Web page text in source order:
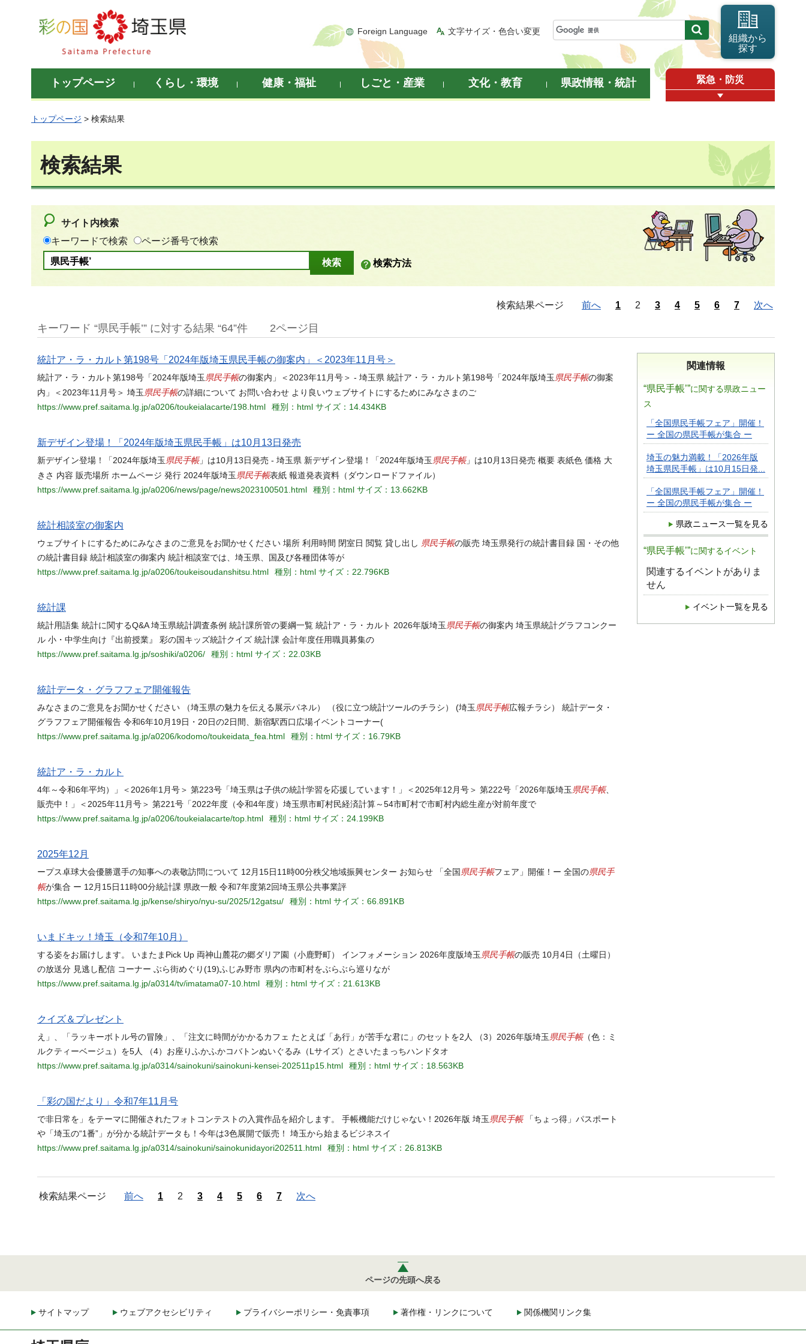
彩の国 埼玉県
Foreign Language 文字サイズ・色合い変更
組織から
探す
トップページ くらし・環境 健康・福祉 しごと・産業 文化・教育 県政情報・統計 緊急・防災
トップページ > 検索結果
検索結果
サイト内検索
キーワードで検索
ページ番号で検索
検索方法
検索結果ページ 前へ 1 2 3 4 5 6 7 次へ
キーワード “県民手帳’” に対する結果 “64”件 2ページ目
関連情報
“県民手帳’”に関する県政ニュー
ス
「全国県民手帳フェア」開催！
ー 全国の県民手帳が集合 ー
埼玉の魅力満載！「2026年版
埼玉県民手帳」は10月15日発...
「全国県民手帳フェア」開催！
ー 全国の県民手帳が集合 ー
県政ニュース一覧を見る
“県民手帳’”に関するイベント
関連するイベントがありま
せん
イベント一覧を見る
統計ア・ラ・カルト第198号「2024年版埼玉県民手帳の御案内」＜2023年11月号＞
統計ア・ラ・カルト第198号「2024年版埼玉 県民手帳の御案内」＜2023年11月号＞ - 埼玉県 統計ア・ラ・カルト第198号「2024年版埼玉 県民手帳の御案
内」＜2023年11月号＞ 埼玉 県民手帳の詳細について お問い合わせ より良いウェブサイトにするためにみなさまのご
https://www.pref.saitama.lg.jp/a0206/toukeialacarte/198.html
種別：html サイズ：14.434KB
新デザイン登場！「2024年版埼玉県民手帳」は10月13日発売
新デザイン登場！「2024年版埼玉 県民手帳」は10月13日発売 - 埼玉県 新デザイン登場！「2024年版埼玉 県民手帳」は10月13日発売 概要 表紙色 価格 大
きさ 内容 販売場所 ホームページ 発行 2024年版埼玉 県民手帳表紙 報道発表資料（ダウンロードファイル）
https://www.pref.saitama.lg.jp/a0206/news/page/news2023100501.html
種別：html サイズ：13.662KB
統計相談室の御案内
ウェブサイトにするためにみなさまのご意見をお聞かせください 場所 利用時間 閉室日 閲覧 貸し出し 県民手帳の販売 埼玉県発行の統計書目録 国・その他
の統計書目録 統計相談室の御案内 統計相談室では、埼玉県、国及び各種団体等が
https://www.pref.saitama.lg.jp/a0206/toukeisoudanshitsu.html
種別：html サイズ：22.796KB
統計課
統計用語集 統計に関するQ&A 埼玉県統計調査条例 統計課所管の要綱一覧 統計ア・ラ・カルト 2026年版埼玉 県民手帳の御案内 埼玉県統計グラフコンクー
ル 小・中学生向け『出前授業』 彩の国キッズ統計クイズ 統計課 会計年度任用職員募集の
https://www.pref.saitama.lg.jp/soshiki/a0206/
種別：html サイズ：22.03KB
統計データ・グラフフェア開催報告
みなさまのご意見をお聞かせください （埼玉県の魅力を伝える展示パネル） （役に立つ統計ツールのチラシ） (埼玉 県民手帳広報チラシ） 統計データ・
グラフフェア開催報告 令和6年10月19日・20日の2日間、新宿駅西口広場イベントコーナー(
https://www.pref.saitama.lg.jp/a0206/kodomo/toukeidata_fea.html
種別：html サイズ：16.79KB
統計ア・ラ・カルト
4年～令和6年平均）」＜2026年1月号＞ 第223号「埼玉県は子供の統計学習を応援しています！」＜2025年12月号＞ 第222号「2026年版埼玉 県民手帳、
販売中！」＜2025年11月号＞ 第221号「2022年度（令和4年度）埼玉県市町村民経済計算～54市町村で市町村内総生産が対前年度で
https://www.pref.saitama.lg.jp/a0206/toukeialacarte/top.html
種別：html サイズ：24.199KB
2025年12月
ープス卓球大会優勝選手の知事への表敬訪問について 12月15日11時00分秩父地域振興センター お知らせ 「全国 県民手帳フェア」開催！ー 全国の県民手
帳が集合 ー 12月15日11時00分統計課 県政一般 令和7年度第2回埼玉県公共事業評
https://www.pref.saitama.lg.jp/kense/shiryo/nyu-su/2025/12gatsu/
種別：html サイズ：66.891KB
いまドキッ！埼玉（令和7年10月）
する姿をお届けします。 いまたまPick Up 両神山麓花の郷ダリア園（小鹿野町） インフォメーション 2026年度版埼玉 県民手帳の販売 10月4日（土曜日）
の放送分 見逃し配信 コーナー ぶら街めぐり(19)ふじみ野市 県内の市町村をぶらぶら巡りなが
https://www.pref.saitama.lg.jp/a0314/tv/imatama07-10.html
種別：html サイズ：21.613KB
クイズ＆プレゼント
え」、「ラッキーボトル号の冒険」、「注文に時間がかかるカフェ たとえば「あ行」が苦手な君に」のセットを2人 （3）2026年版埼玉 県民手帳（色：ミ
ルクティーベージュ）を5人 （4）お座りふかふかコバトンぬいぐるみ（Lサイズ）とさいたまっちハンドタオ
https://www.pref.saitama.lg.jp/a0314/sainokuni/sainokuni-kensei-202511p15.html
種別：html サイズ：18.563KB
「彩の国だより」令和7年11月号
で非日常を」をテーマに開催されたフォトコンテストの入賞作品を紹介します。 手帳機能だけじゃない！2026年版 埼玉 県民手帳「ちょっ得」パスポート
や「埼玉の“1番”」が分かる統計データも！今年は3色展開で販売！ 埼玉から始まるビジネスイ
https://www.pref.saitama.lg.jp/a0314/sainokuni/sainokunidayori202511.html
種別：html サイズ：26.813KB
検索結果ページ 前へ 1 2 3 4 5 6 7 次へ
ページの先頭へ戻る
サイトマップ ウェブアクセシビリティ プライバシーポリシー・免責事項 著作権・リンクについて 関係機関リンク集